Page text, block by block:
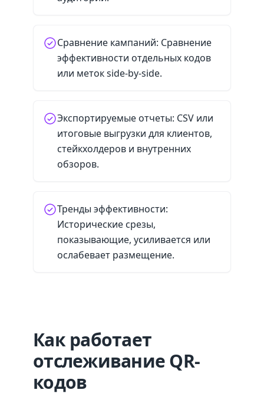
Сравнение кампаний: Сравнение
эффективности отдельных кодов
или меток side-by-side.
Экспортируемые отчеты: CSV или
итоговые выгрузки для клиентов,
стейкхолдеров и внутренних
обзоров.
Тренды эффективности:
Исторические срезы,
показывающие, усиливается или
ослабевает размещение.
Как работает
отслеживание QR-
кодов